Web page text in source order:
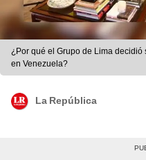
¿Por qué el Grupo de Lima
en Venezuela?
La República